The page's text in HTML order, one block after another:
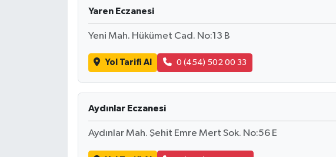
Yaren Eczanesi
Yeni Mah. Hükümet Cad. No:13 B
Yol Tarifi Al 0 (454) 502 00 33
Aydınlar Eczanesi
Aydınlar Mah. Şehit Emre Mert Sok. No:56 E
KADIN-AİLE
YEREL YÖNETİM
ÜÇÜNCÜ SAYFA